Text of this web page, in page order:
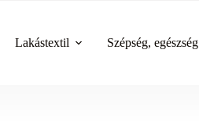
Lakástextil Szépség, egészség